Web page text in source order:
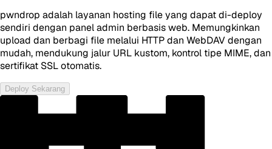
pwndrop adalah layanan hosting file yang dapat di-deploy
sendiri dengan panel admin berbasis web. Memungkinkan
upload dan berbagi file melalui HTTP dan WebDAV dengan
mudah, mendukung jalur URL kustom, kontrol tipe MIME, dan
sertifikat SSL otomatis.
Deploy Sekarang